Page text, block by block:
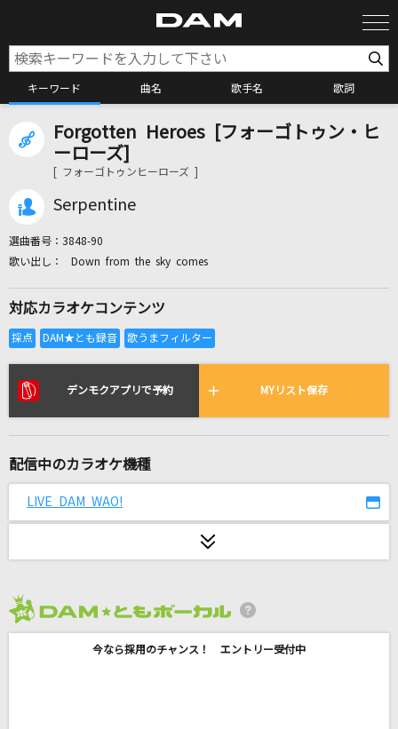
キーワード 曲名 歌手名 歌詞
カラオケ検索
カラオケリクエスト
リアルタイムで歌われている曲の一覧
secret base～君がくれたもの～(10 years after
悪魔の踊り方
[オリカラ]化身
Forgotten Heroes [フォーゴトゥン・ヒ
ーローズ]
[ フォーゴトゥンヒーローズ ]
Serpentine
選曲番号： 3848-90
Down from the sky comes
対応カラオケコンテンツ
デンモクアプリで予約 MYリスト保存
配信中のカラオケ機種
LIVE DAM WAO!
今なら採用のチャンス！ エントリー受付中